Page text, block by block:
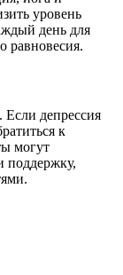
уровень
день для
равновесия.
депрессия
к
могут
поддержку,